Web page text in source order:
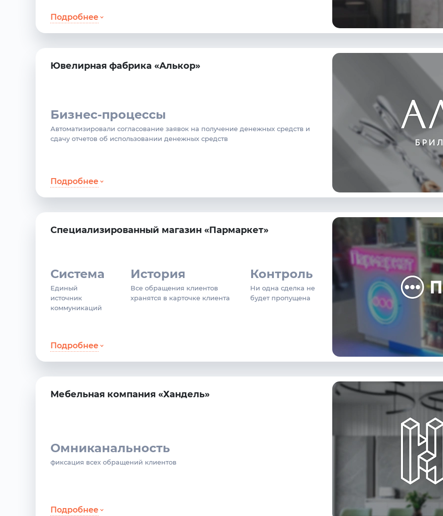
Подробнее
Ювелирная фабрика «Алькор»
Бизнес-процессы
Автоматизировали согласование заявок на получение денежных средств и
сдачу отчетов об использовании денежных средств
Подробнее
Специализированный магазин «Пармаркет»
Система
Единый
источник
коммуникаций
История
Все обращения клиентов
хранятся в карточке клиента
Контроль
Ни одна сделка не
будет пропущена
Подробнее
Мебельная компания «Хандель»
Омниканальность
фиксация всех обращений клиентов
Подробнее